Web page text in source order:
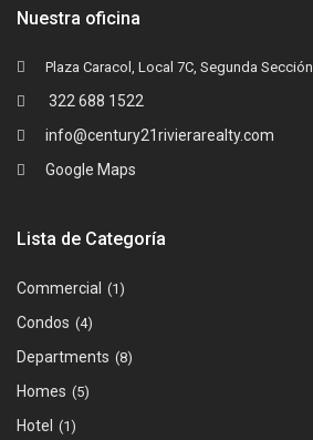
Nuestra oficina
Plaza Caracol, Local 7C, Segunda Sección
322 688 1522
info@century21rivierarealty.com
Google Maps
Lista de Categoría
Commercial (1)
Condos (4)
Departments (8)
Homes (5)
Hotel (1)